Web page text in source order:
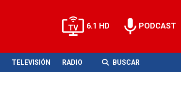
6.1 HD PODCAST
TELEVISIÓN RADIO BUSCAR